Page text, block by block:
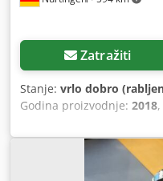
Zatražiti
Stanje: vrlo dobro
Godina proizvodnje: 2018
vrsta jarbola:drugo,
ukupna masa:640 kg,
Cedpfx Akezp Hphj Usha